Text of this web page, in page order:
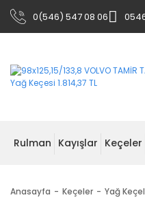
0(546) 547 08 06
Rulman Kayışlar Keçeler
Anasayfa Keçeler Yağ